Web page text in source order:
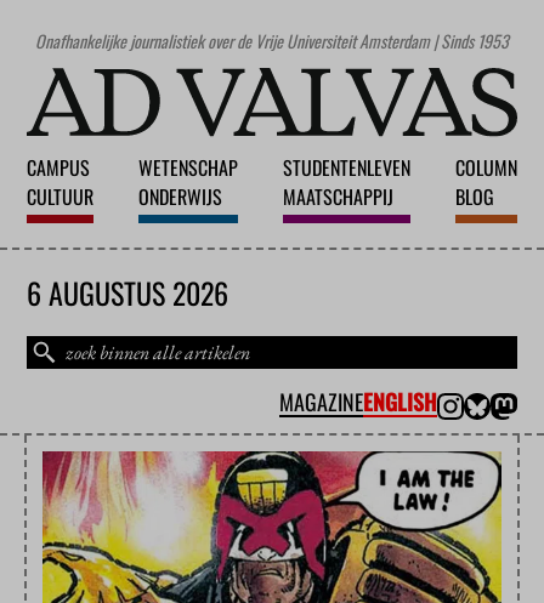
Onafhankelijke journalistiek over de Vrije Universiteit Amsterdam | Sinds 1953
CAMPUS
CULTUUR
WETENSCHAP
ONDERWIJS
STUDENTENLEVEN
MAATSCHAPPIJ
COLUMN
BLOG
6 AUGUSTUS 2026
MAGAZINEENGLISH